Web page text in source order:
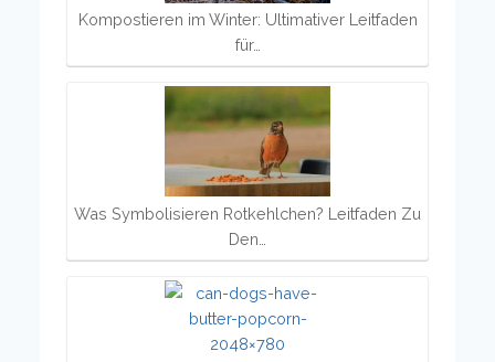
Kompostieren im Winter: Ultimativer Leitfaden
für…
Was Symbolisieren Rotkehlchen? Leitfaden Zu
Den…